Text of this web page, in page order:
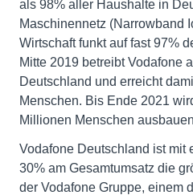
als 98% aller Haushalte in
Maschinennetz (Narrowband
Wirtschaft funkt auf fast 97%
Mitte 2019 betreibt Vodafone
Deutschland und erreicht
Menschen. Bis Ende 2021
Millionen Menschen
Vodafone Deutschland ist mit
30% am Gesamtumsatz die
der Vodafone Gruppe, einem